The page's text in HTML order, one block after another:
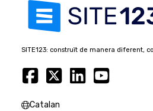
SITE123: construït de manera diferent,
Catalan